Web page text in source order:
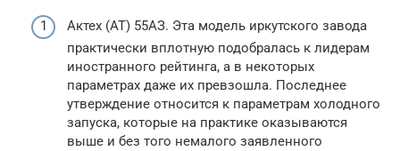
Актех (АТ) 55АЗ. Эта модель иркутского завода
практически вплотную подобралась к лидерам
иностранного рейтинга, а в некоторых
параметрах даже их превзошла. Последнее
утверждение относится к параметрам холодного
запуска, которые на практике оказываются
выше и без того немалого заявленного